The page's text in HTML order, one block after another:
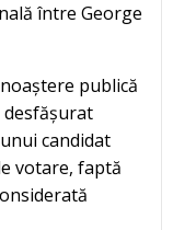
între George
publică
desfășurat
candidat
votare, faptă